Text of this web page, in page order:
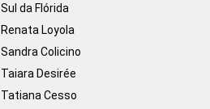
Sul da Flórida
Renata Loyola
Sandra Colicino
Taiara Desirée
Tatiana Cesso